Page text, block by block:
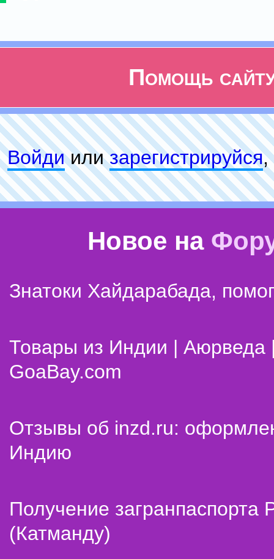
Помощь
Войдиилизарeгиcтpируйся,
Новое на
Знатоки Хайдарабада,
Товары из Индии | Аюрведа
GoaBay.com
Отзывы об inzd.ru:
Индию
Получение
(Катманду)